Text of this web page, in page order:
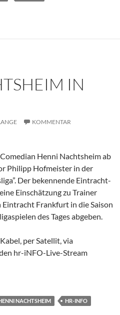
IN
KOMMENTAR
Henni Nachtsheim ab
Philipp Hofmeister in der
Der bekennende Eintracht-
Einschätzung zu Trainer
Eintracht Frankfurt in die Saison
des Tages abgeben.
per Satellit, via
hr-iNFO-Live-Stream
NACHTSHEIM HR-INFO